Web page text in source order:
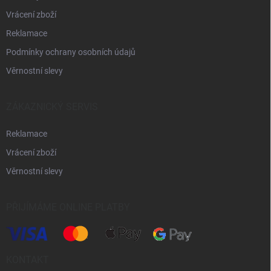
Vrácení zboží
Reklamace
Podmínky ochrany osobních údajů
Věrnostní slevy
Reklamace
Vrácení zboží
Věrnostní slevy